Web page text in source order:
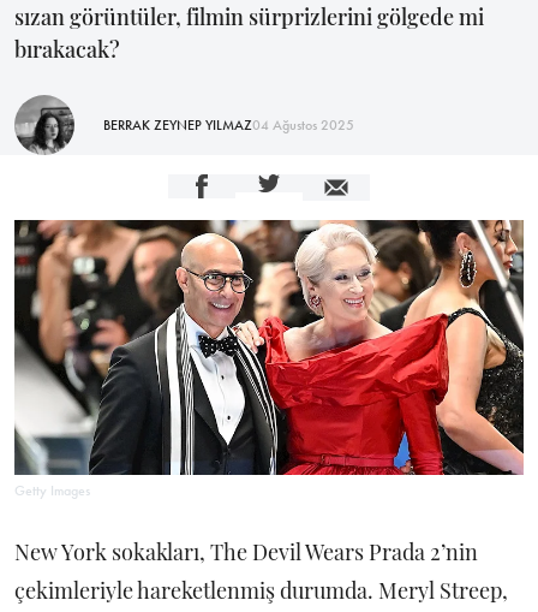
sızan görüntüler, filmin sürprizlerini gölgede mi
bırakacak?
BERRAK ZEYNEP YILMAZ04 Ağustos 2025
Getty Images
New York sokakları, The Devil Wears Prada 2’nin
çekimleriyle hareketlenmiş durumda. Meryl Streep,